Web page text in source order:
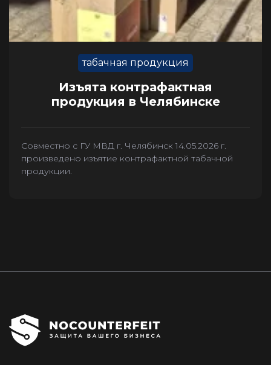
табачная продукция
Изъята контрафактная
продукция в Челябинске
Совместно с ГУ МВД г. Челябинск 14.05.2026 г.
произведено изъятие контрафактной табачной
продукции.